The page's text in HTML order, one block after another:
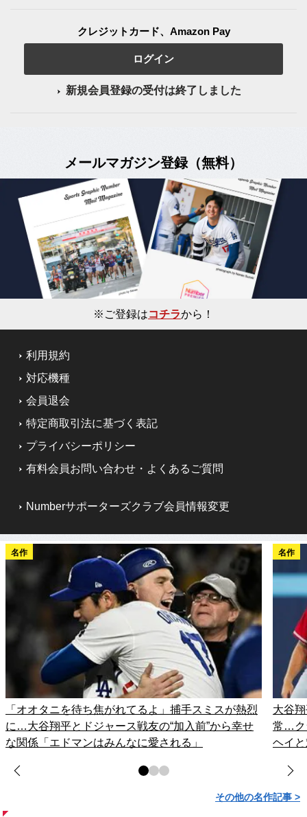
クレジットカード、Amazon Pay
ログイン
新規会員登録の受付は終了しました
メールマガジン登録（無料）
※ご登録はコチラから！
利用規約
対応機種
会員退会
特定商取引法に基づく表記
プライバシーポリシー
有料会員お問い合わせ・よくあるご質問
Numberサポーターズクラブ会員情報変更
名作
「オオタニを待ち焦がれてるよ」捕手スミスが熱烈
に…大谷翔平とドジャース戦友の“加入前”から幸せ
な関係「エドマンはみんなに愛される」
名作
大谷
常…ク
ヘイ
その他の名作記事 >